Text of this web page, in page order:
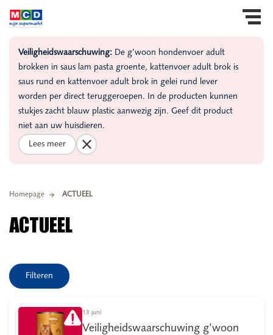
Veiligheidswaarschuwing: De g’woon hondenvoer adult
brokken in saus lam pasta groente, kattenvoer adult brok is
saus rund en kattenvoer adult brok in gelei rund lever
worden per direct teruggeroepen. In de producten kunnen
stukjes zacht blauw plastic aanwezig zijn. Geef dit product
niet aan uw huisdieren.
Lees meer
Homepage ACTUEEL
ACTUEEL
Filteren
13 juni
Veiligheidswaarschuwing g'woon